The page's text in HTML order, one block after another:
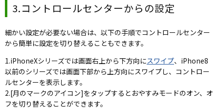
3.コントロールセンターからの設定
細かい設定が必要ない場合は、以下の手順でコントロールセンター
から簡単に設定を切り替えることもできます。
1.iPhoneXシリーズでは画面右上から下方向にスワイプ、iPhone8
以前のシリーズでは画面下部から上方向にスワイプし、コントロー
ルセンターを表示します。
2.[月のマークのアイコン]をタップするとおやすみモードのオン、オ
フを切り替えることができます。